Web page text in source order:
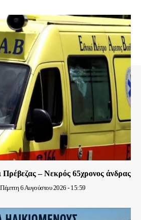
– Νεκρός 65χρονος άνδρας
Πέμπτη 6 Αυγούστου 2026 - 15:59